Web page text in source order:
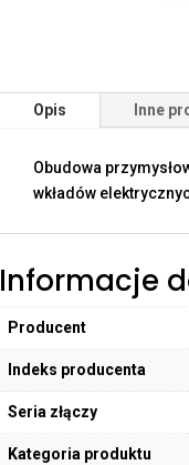
Opis Inne
Obudowa
wkładów
Informacje
Producent
Indeks producenta
Seria złączy
Kategoria produktu